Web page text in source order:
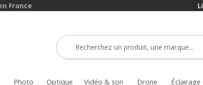
France
Photo Optique Vidéo & son Drone